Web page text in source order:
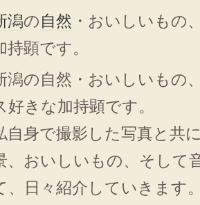
潟の自然 ・おいしいもの
持顕です。
潟の自然・おいしいもの
好きな加持顕です。
自身で撮影した写真と共
、おいしいもの、そして
、日々紹介していきます